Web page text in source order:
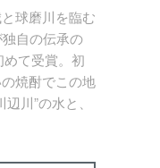
球磨川を臨む
自の伝承の
て受賞。初
焼酎でこの地
川”の水と、